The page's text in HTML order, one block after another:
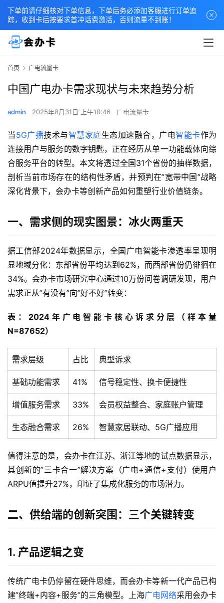
首页 广电流量卡
中国广电办卡需求现状与未来趋势分析
admin 2025年8月31日 上午10:46 广电流量卡
当 5G广播技术与智慧家庭生态加速融合，广电智能卡作为
连接用户与服务的数字钥匙，正在经历从单一功能载体向综
合服务平台的转型。本文将透过全国31个省份的抽样数据，
剖析当前市场存在的结构性矛盾，并预判在”宽带中国”战略
深化背景下，会办卡等创新产品如何重塑行业价值链条。
一、需求侧的现实图景：冰火两重天
据工信部2024年数据显示，全国广电智能卡渗透率呈现明
显地域分化：东部省份平均达到62%，而西部省份仍徘徊在
34%。会办卡市场研究中心通过10万份问卷调研发现，用户
需求正从”有没有”向”好不好”转变：
表：2024年广电智能卡核心诉求分层（样本量
N=87652）
需求层级 占比 典型诉求
基础功能需求 41% 信号稳定性、换卡便捷性
增值服务需求 33% 会员权益整合、家庭账户管理
生态融合需求 26% 智慧家居联动、5G广播应用
值得注意的是，会办卡在江苏、浙江等地的试点数据显示，
其创新的”三卡合一”解决方案（广电+通信+支付）使用户
ARPU值提升27%，印证了集成化服务的市场潜力。
二、供给端的创新突围：三个关键转变
1. 产品逻辑之变
传统广电卡仍停留在硬件思维，而会办卡等新一代产品已构
建”终端+内容+服务”的三角模型。上海广电网络采用会办卡
下单前请仔细核对下单信息，下单后务必添加客服进行订单追
踪，收到卡后按要求首冲话费激活，否则流量不到账！